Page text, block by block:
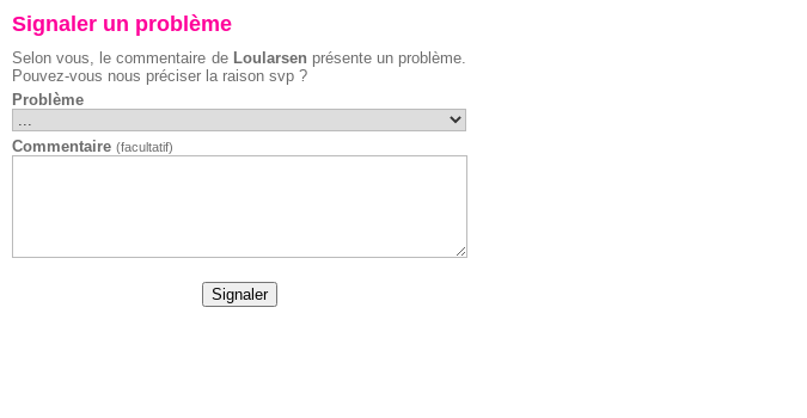
Signaler un problème
Selon vous, le commentaire de Loularsen présente un problème.
Pouvez-vous nous préciser la raison svp ?
Problème
Commentaire (facultatif)